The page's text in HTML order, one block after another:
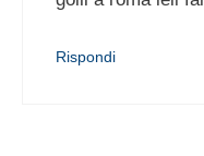
Rispondi